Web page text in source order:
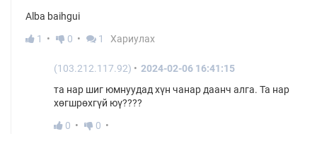
Alba baihgui
1
0 1 Хариулах
(103.212.117.92)
2024-02-06 16:41:15
та нар шиг юмнуудад хүн чанар даанч алга. Та нар
хөгшрөхгүй юү????
0
0